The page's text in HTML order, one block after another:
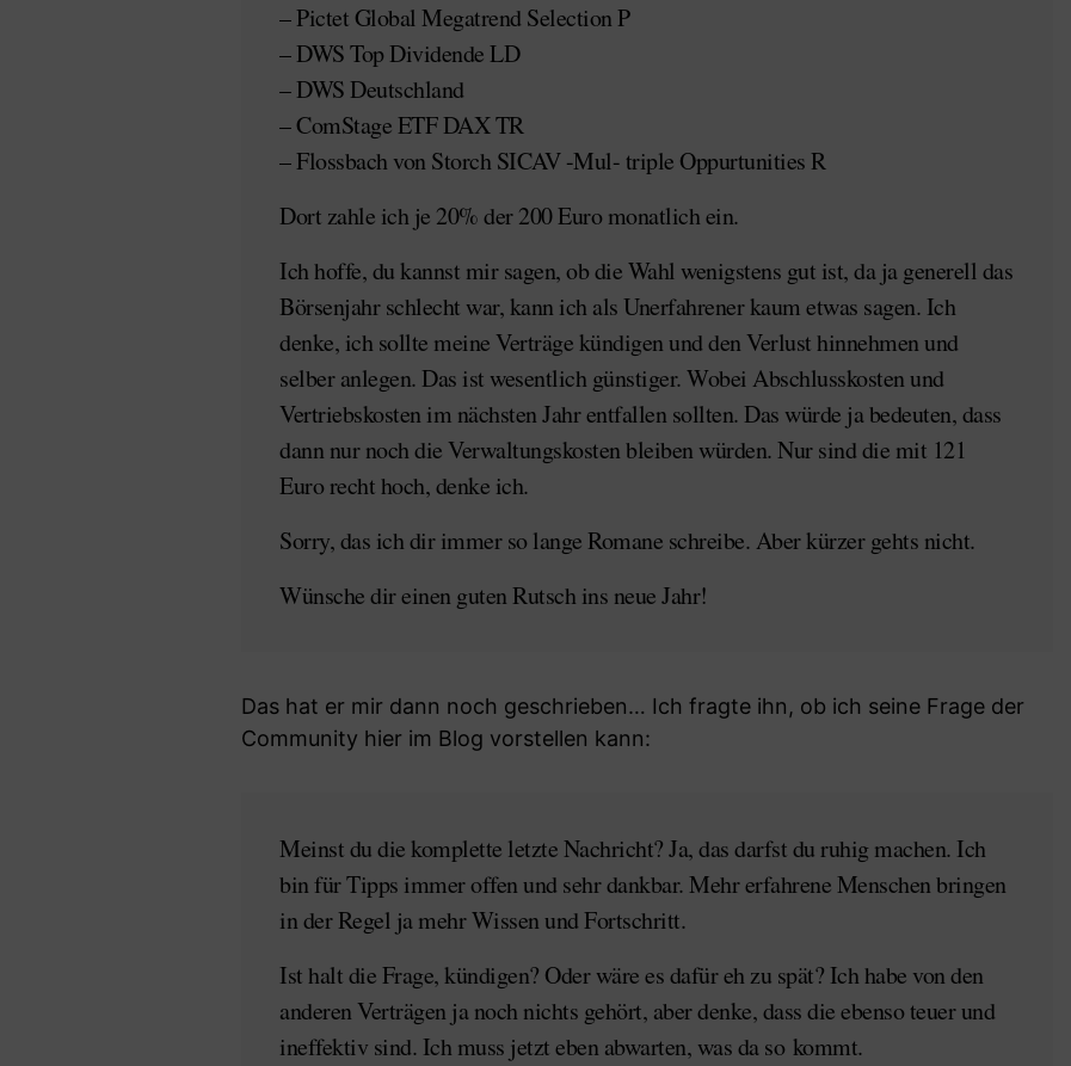
– Pictet Global Megatrend Selection P
– DWS Top Dividende LD
– DWS Deutschland
– ComStage ETF DAX TR
– Flossbach von Storch SICAV -Mul- triple Oppurtunities R
Dort zahle ich je 20% der 200 Euro monatlich ein.
Ich hoffe, du kannst mir sagen, ob die Wahl wenigstens gut ist, da ja generell das
Börsenjahr schlecht war, kann ich als Unerfahrener kaum etwas sagen. Ich
denke, ich sollte meine Verträge kündigen und den Verlust hinnehmen und
selber anlegen. Das ist wesentlich günstiger. Wobei Abschlusskosten und
Vertriebskosten im nächsten Jahr entfallen sollten. Das würde ja bedeuten, dass
dann nur noch die Verwaltungskosten bleiben würden. Nur sind die mit 121
Euro recht hoch, denke ich.
Sorry, das ich dir immer so lange Romane schreibe. Aber kürzer gehts nicht.
Wünsche dir einen guten Rutsch ins neue Jahr!
Das hat er mir dann noch geschrieben… Ich fragte ihn, ob ich seine Frage der
Community hier im Blog vorstellen kann:
Meinst du die komplette letzte Nachricht? Ja, das darfst du ruhig machen. Ich
bin für Tipps immer offen und sehr dankbar. Mehr erfahrene Menschen bringen
in der Regel ja mehr Wissen und Fortschritt.
Ist halt die Frage, kündigen? Oder wäre es dafür eh zu spät? Ich habe von den
anderen Verträgen ja noch nichts gehört, aber denke, dass die ebenso teuer und
ineffektiv sind. Ich muss jetzt eben abwarten, was da so kommt.